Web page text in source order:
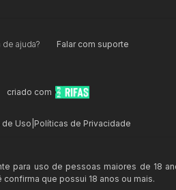
de ajuda? Falar com suporte
criado com
de Uso Políticas de Privacidade
para uso de pessoas maiores de 18
que possui 18 anos ou mais.